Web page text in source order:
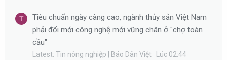
T
Tiêu chuẩn ngày càng cao, ngành thủy sản Việt Nam
phải đổi mới công nghệ mới vững chân ở "chợ toàn
cầu"
Latest: Tin nông nghiệp | Báo Dân Việt
Lúc 02:44